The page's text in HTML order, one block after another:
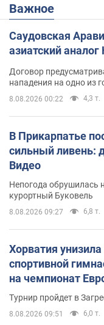
Важное
Саудовская
азиатский
Договор
нападения на одно из
8.08.2026 00:22 4,3 т.
В Прикарпатье
сильный ливень:
Видео
Непогода обрушилась
курортный Буковель
8.08.2026 09:27 6,8 т.
Хорватия
спортивной
на чемпионат
Турнир пройдет в
8.08.2026 09:51 6,0 т.